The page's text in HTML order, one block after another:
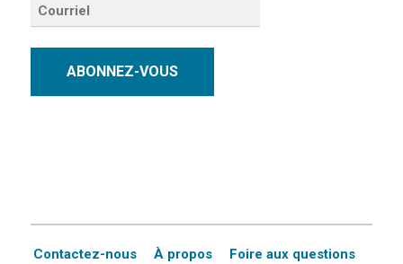
ABONNEZ-VOUS
Contactez-nous À propos
Foire aux questions